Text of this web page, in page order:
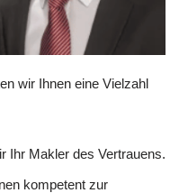
wir Ihnen eine Vielzahl
Ihr Makler des Vertrauens.
kompetent zur